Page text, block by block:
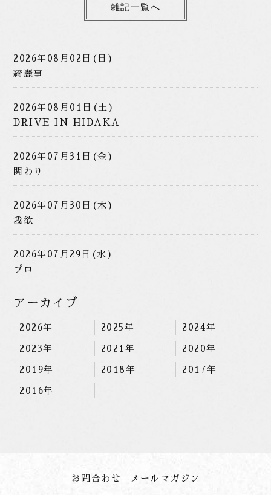
雑記一覧へ
2026年08月02日(日)
綺麗事
2026年08月01日(土)
DRIVE IN HIDAKA
2026年07月31日(金)
関わり
2026年07月30日(木)
我欲
2026年07月29日(水)
プロ
アーカイブ
2026年 2025年 2024年
2023年 2021年 2020年
2019年 2018年 2017年
2016年
お問合わせ メールマガジン